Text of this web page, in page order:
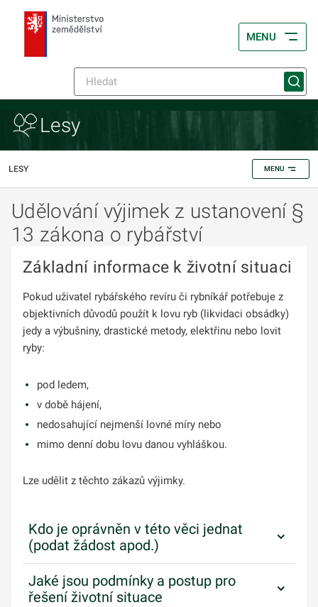
MENU
Lesy
LESY MENU
Udělování výjimek z ustanovení §
13 zákona o rybářství
Základní informace k životní situaci
Pokud uživatel rybářského revíru či rybníkář potřebuje z
objektivních důvodů použít k lovu ryb (likvidaci obsádky)
jedy a výbušniny, drastické metody, elektřinu nebo lovit
ryby:
pod ledem,
v době hájení,
nedosahující nejmenší lovné míry nebo
mimo denní dobu lovu danou vyhláškou.
Lze udělit z těchto zákazů výjimky.
Kdo je oprávněn v této věci jednat
(podat žádost apod.)
Jaké jsou podmínky a postup pro
řešení životní situace